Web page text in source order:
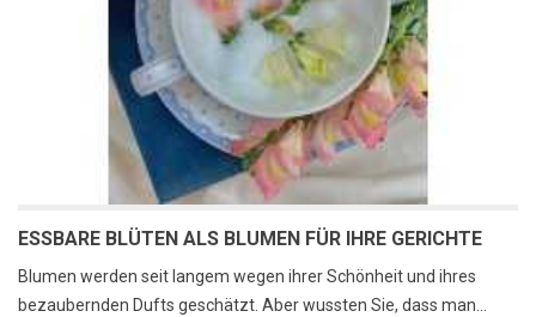
ESSBARE BLÜTEN ALS BLUMEN FÜR IHRE GERICHTE
Blumen werden seit langem wegen ihrer Schönheit und ihres
bezaubernden Dufts geschätzt. Aber wussten Sie, dass man...